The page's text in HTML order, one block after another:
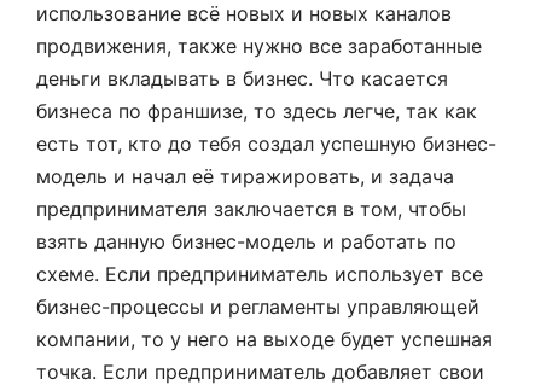
использование всё новых и новых каналов
продвижения, также нужно все заработанные
деньги вкладывать в бизнес. Что касается
бизнеса по франшизе, то здесь легче, так как
есть тот, кто до тебя создал успешную бизнес-
модель и начал её тиражировать, и задача
предпринимателя заключается в том, чтобы
взять данную бизнес-модель и работать по
схеме. Если предприниматель использует все
бизнес-процессы и регламенты управляющей
компании, то у него на выходе будет успешная
точка. Если предприниматель добавляет свои